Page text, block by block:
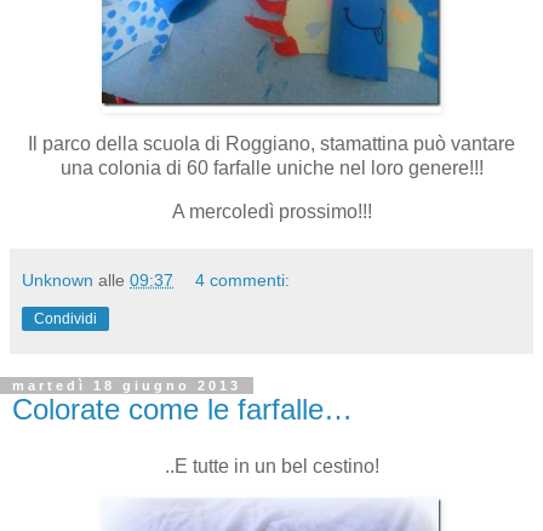
Il parco della scuola di Roggiano, stamattina può vantare
una colonia di 60 farfalle uniche nel loro genere!!!
A mercoledì prossimo!!!
Unknown alle 09:37 4 commenti:
Condividi
martedì 18 giugno 2013
Colorate come le farfalle…
..E tutte in un bel cestino!